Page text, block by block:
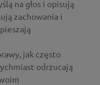
na głos i opisują
zachowania i
jak często
odrzucają